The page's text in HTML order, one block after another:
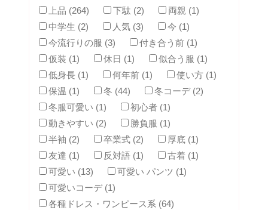
上品 (264)
下駄 (2)
両親 (1)
中学生 (2)
人気 (3)
今 (1)
今流行りの服 (3)
付き合う前 (1)
仮装 (1)
休日 (1)
似合う服 (1)
低身長 (1)
何年前 (1)
使い方 (1)
保温 (1)
冬 (44)
冬コーデ (2)
冬服可愛い (1)
初心者 (1)
動きやすい (2)
勝負服 (1)
半袖 (2)
卒業式 (2)
厚底 (1)
友達 (1)
反対語 (1)
古着 (1)
可愛い (13)
可愛い パンツ (1)
可愛いコーデ (1)
各種ドレス・ワンピース系 (64)